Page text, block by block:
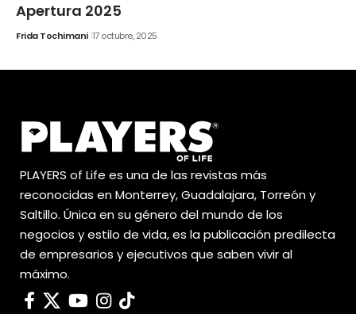
Apertura 2025
Frida Tochimani 17 octubre, 2025
PLAYERS of Life es una de las revistas más
reconocidas en Monterrey, Guadalajara, Torreón y
Saltillo. Única en su género del mundo de los
negocios y estilo de vida, es la publicación predilecta
de empresarios y ejecutivos que saben vivir al
máximo.